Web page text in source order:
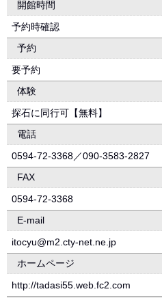
開館時間
予約時確認
予約
要予約
体験
探石に同行可【無料】
電話
0594-72-3368／090-3583-2827
FAX
0594-72-3368
E-mail
itocyu@m2.cty-net.ne.jp
ホームページ
http://tadasi55.web.fc2.com